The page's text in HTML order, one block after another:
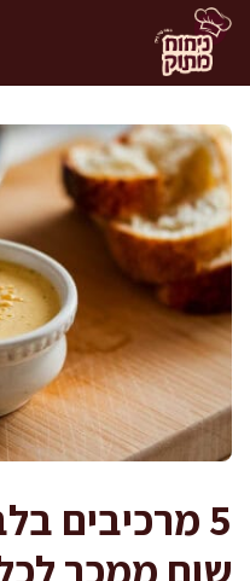
לדלג
לתוכן
5 מרכיבים
שום ממכר